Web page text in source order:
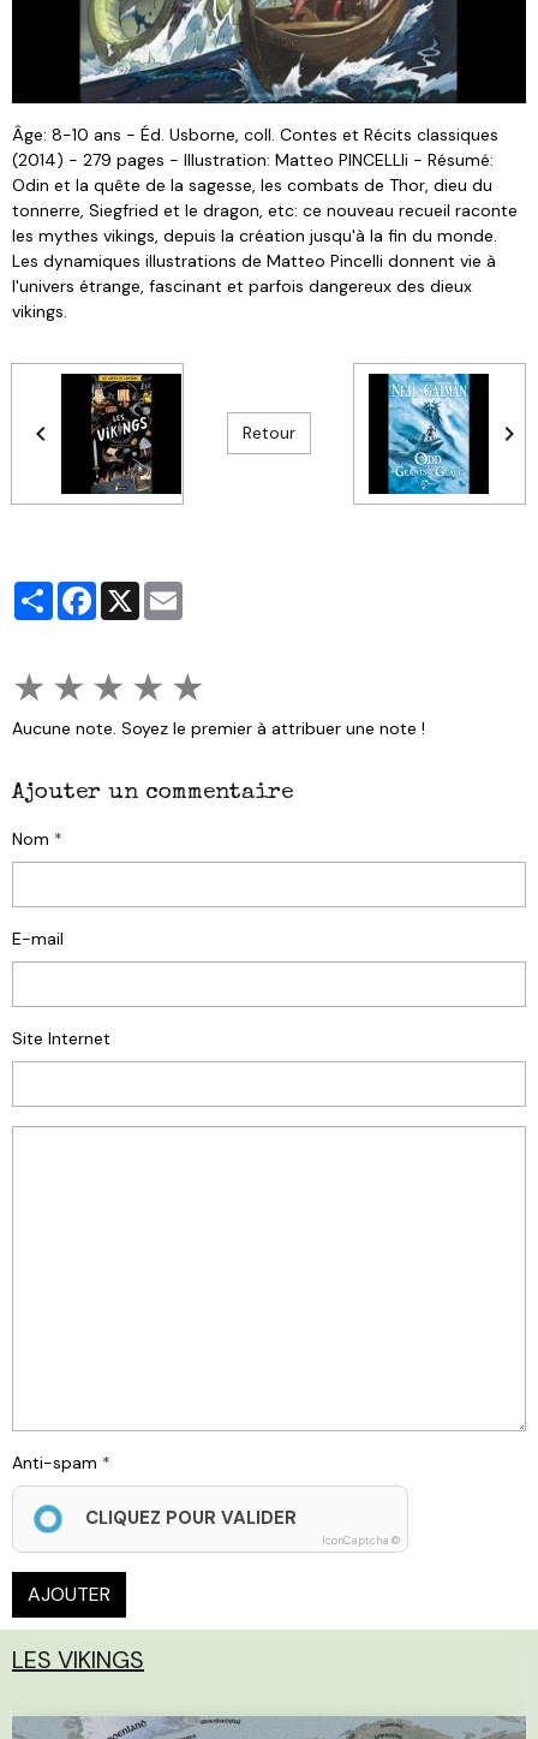
Âge: 8-10 ans - Éd. Usborne, coll. Contes et Récits classiques
(2014) - 279 pages - Illustration: Matteo PINCELLIi - Résumé:
Odin et la quête de la sagesse, les combats de Thor, dieu du
tonnerre, Siegfried et le dragon, etc: ce nouveau recueil raconte
les mythes vikings, depuis la création jusqu'à la fin du monde.
Les dynamiques illustrations de Matteo Pincelli donnent vie à
l'univers étrange, fascinant et parfois dangereux des dieux
vikings.
Retour
PartagerFacebook
X
★ ★ ★ ★ ★
Aucune note. Soyez le premier à attribuer une note !
Ajouter un commentaire
Nom
E-mail
Site Internet
Anti-spam
CLIQUEZ POUR VALIDER
IconCaptcha ©
AJOUTER
LES VIKINGS